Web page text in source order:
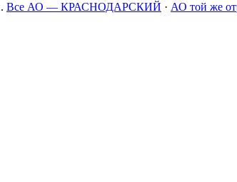
Все АО — КРАСНОДАРСКИЙ · АО той же